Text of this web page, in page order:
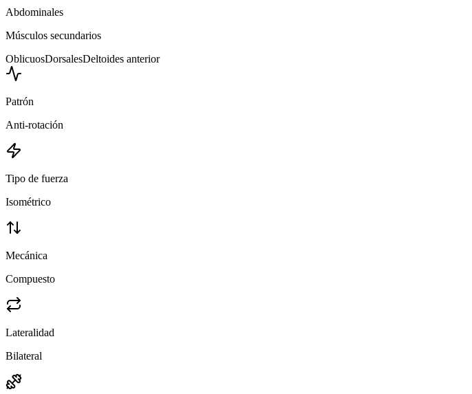
Abdominales
Músculos secundarios
OblicuosDorsalesDeltoides anterior
Patrón
Anti-rotación
Tipo de fuerza
Isométrico
Mecánica
Compuesto
Lateralidad
Bilateral